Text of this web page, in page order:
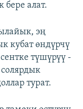
алат.
эң
кубат өндүрчү
түшүрүү -
турат.